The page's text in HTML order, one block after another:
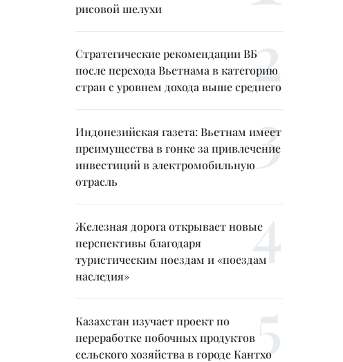
рисовой шелухи
Стратегические рекомендации ВБ
после перехода Вьетнама в категорию
стран с уровнем дохода выше среднего
Индонезийская газета: Вьетнам имеет
преимущества в гонке за привлечение
инвестиций в электромобильную
отрасль
Железная дорога открывает новые
перспективы благодаря
туристическим поездам и «поездам
наследия»
Казахстан изучает проект по
переработке побочных продуктов
сельского хозяйства в городе Кантхо